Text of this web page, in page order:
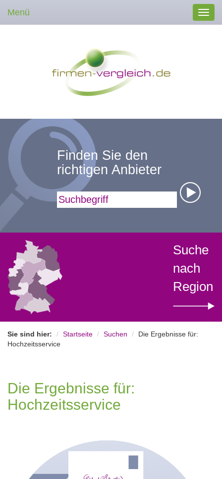
Menü
Finden Sie den
richtigen Anbieter
Suchbegriff
Suche
nach
Region
Sie sind hier: Startseite Suchen
Die Ergebnisse für:
Hochzeitsservice
Die Ergebnisse für:
Hochzeitsservice